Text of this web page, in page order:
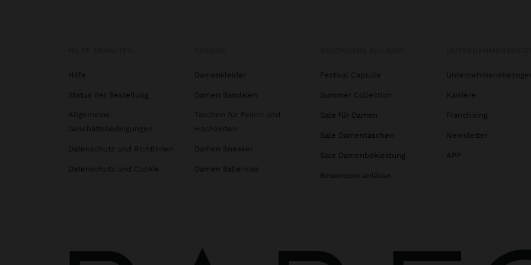
Hilfe
Status der Bestellung
Allgemeine
Geschäftsbedingungen
Datenschutz und Richtlinien
Datenschutz und Cookie
Damenkleider
Damen Sandalen
Taschen für Feiern und
Hochzeiten
Damen Sneaker
Damen Ballerinas
Festival Capsule
Summer Collection
Sale für Damen
Sale Damentaschen
Sale Damenbekleidung
Besondere anlässe
Karriere
Franchising
Newsletter
APP